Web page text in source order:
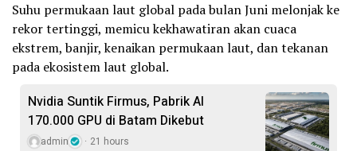
Suhu permukaan laut global pada bulan Juni melonjak ke
rekor tertinggi, memicu kekhawatiran akan cuaca
ekstrem, banjir, kenaikan permukaan laut, dan tekanan
pada ekosistem laut global.
Nvidia Suntik Firmus, Pabrik AI
170.000 GPU di Batam Dikebut
admin 21 hours